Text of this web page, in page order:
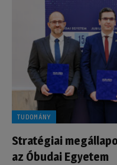
TUDOMÁNY
Stratégiai
az Óbudai Egyetem